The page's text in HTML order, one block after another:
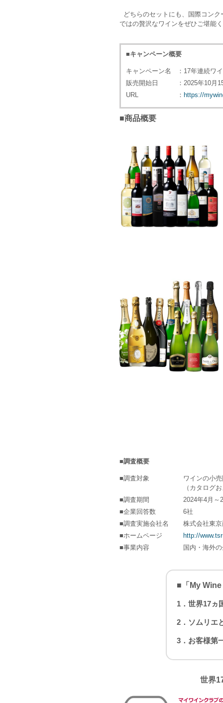
どちらのセットにも、国際コン
ではの贅沢なワインをぜひご堪能
■キャンペーン概要
キャンペーン名
：17年連続ワ
販売開始日
：2025年10月
URL
： https://
■商品概要
■調査概要
■調査対象
ワインの小
（カタログ
■調査期間
2024年4月～
■企業回答数
6社
■調査実施会社名
株式会社東
■ホームページ
http://
■事業内容
国内・海外
■「My
1．世界17ヵ
2．ソムリエ
3．お客様第
世界